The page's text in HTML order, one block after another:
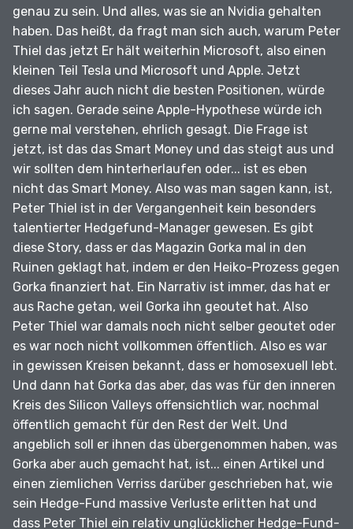
genau zu sein. Und alles, was sie an Nvidia gehalten
haben. Das heißt, da fragt man sich auch, warum Peter
Thiel das jetzt Er hält weiterhin Microsoft, also einen
kleinen Teil Tesla und Microsoft und Apple. Jetzt
dieses Jahr auch nicht die besten Positionen, würde
ich sagen. Gerade seine Apple-Hypothese würde ich
gerne mal verstehen, ehrlich gesagt. Die Frage ist
jetzt, ist das das Smart Money und das steigt aus und
wir sollten dem hinterherlaufen oder... ist es eben
nicht das Smart Money. Also was man sagen kann, ist,
Peter Thiel ist in der Vergangenheit kein besonders
talentierter Hedgefund-Manager gewesen. Es gibt
diese Story, dass er das Magazin Gorka mal in den
Ruinen geklagt hat, indem er den Heiko-Prozess gegen
Gorka finanziert hat. Ein Narrativ ist immer, das hat er
aus Rache getan, weil Gorka ihn geoutet hat. Also
Peter Thiel war damals noch nicht selber geoutet oder
es war noch nicht vollkommen öffentlich. Also es war
in gewissen Kreisen bekannt, dass er homosexuell lebt.
Und dann hat Gorka das aber, das was für den inneren
Kreis des Silicon Valleys offensichtlich war, nochmal
öffentlich gemacht für den Rest der Welt. Und
angeblich soll er ihnen das übergenommen haben, was
Gorka aber auch gemacht hat, ist... einen Artikel und
einen ziemlichen Verriss darüber geschrieben hat, wie
sein Hedge-Fund massive Verluste erlitten hat und
dass Peter Thiel ein relativ unglücklicher Hedge-Fund-